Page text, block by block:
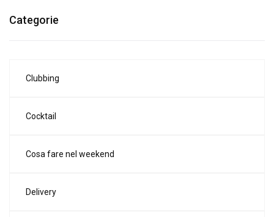
Categorie
Clubbing
Cocktail
Cosa fare nel weekend
Delivery